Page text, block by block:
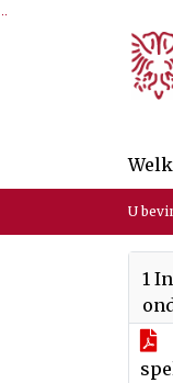
Ga naar de inhoud
Ga naar het zoeken
Ga naar het menu
U
1